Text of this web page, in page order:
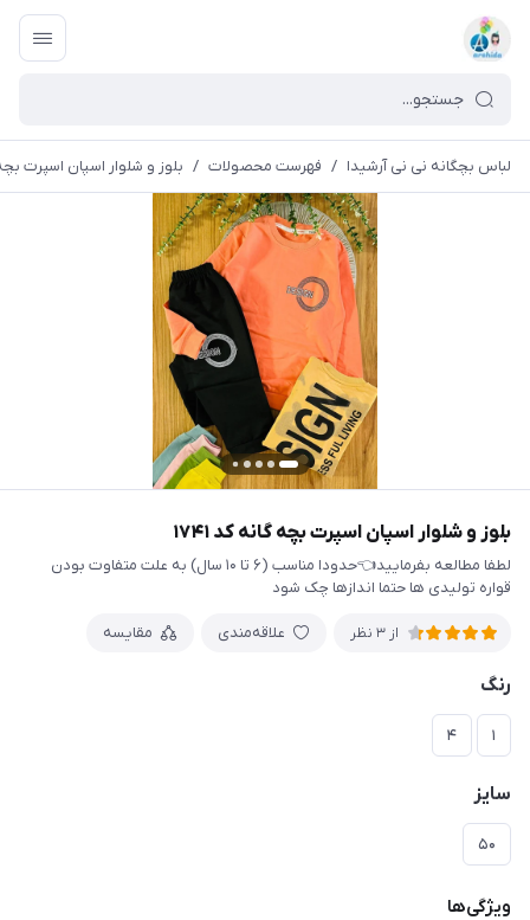
لباس بچگانه نی نی آرشیدا / فهرست محصولات / بلوز و شلوار اسپان اسپرت بچه
بلوز و شلوار اسپان اسپرت بچه گانه کد ۱۷۴۱
لطفا مطالعه بفرمایید👈حدودا مناسب (۶ تا ۱۰ سال) به علت متفاوت بودن
قواره تولیدی ها حتما اندازها چک شود
از 3 نظر علاقه‌مندی مقایسه
رنگ
۱ ۴
سایز
۵۰
ویژگی‌ها